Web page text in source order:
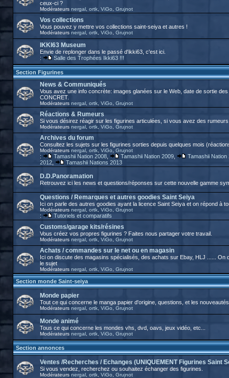
ceux-ci ?
Modérateurs nergal, ortk, ViGo Grujnot
Vos collections
Vous pouvez y mettre vos collections saint-seiya et autres !
Modérateurs nergal, ortk, ViGo Grujnot
IKKI63 Museum
Envie de replonger dans le passé d'ikki63, c'est ici.
:
Salle des Trophées Ikki63 !!!
Section Figurines
News & Communiqués
Vous avez une info concrète: images glanées sur le Web, date de sortie
CONCRET.
Modérateurs nergal, ortk, ViGo Grujnot
Réactions & Rumeurs
Si vous désirez réagir sur les figurines articulées, si vous avez des
Modérateurs nergal, ortk, ViGo Grujnot
Archives du forum
Consultez les sujets sur les figurines sorties depuis quelques mois
Modérateurs nergal, ortk, ViGo Grujnot
: Tamashii Nation 2008, Tamashii Nation 2009,
Tamashii Nation
2012, Tamashii Nations 2013
D.D.Panoramation
Retrouvez ici les news et questions/réponses sur cette nouvelle gamme
Questions / Remarques et autres goodies Saint Seiya
Ici on parle des autres goodies ayant la licence Saint Seiya et on répond à
Modérateurs nergal, ortk, ViGo Grujnot
: Tutoriels et comparatifs
Customs/garage kits/résines
Vous créez vos propres figurines ? Faites nous partager votre travail.
Modérateurs nergal, ortk, ViGo, Grujnot
Achats / commandes sur le net ou en magasin
Ici on discute des magasins spécialisés, des achats sur Ebay, HLJ ......
le sujet
Modérateurs nergal, ortk, ViGo Grujnot
Section monde Saint-seiya
Monde papier
Tout ce qui concerne le manga papier d'origine, questions, et les
Modérateurs nergal, ortk, ViGo Grujnot
Monde animé
Tous ce qui concerne les mondes vhs, dvd, oavs, jeux vidéo, etc...
Modérateurs nergal, ortk, ViGo Grujnot
Section annonces
Ventes /Recherches / Echanges (UNIQUEMENT Figurines Saint
Si vous vendez, recherchez ou souhaitez échanger des figurines.
Modérateurs nergal, ortk, ViGo Grujnot